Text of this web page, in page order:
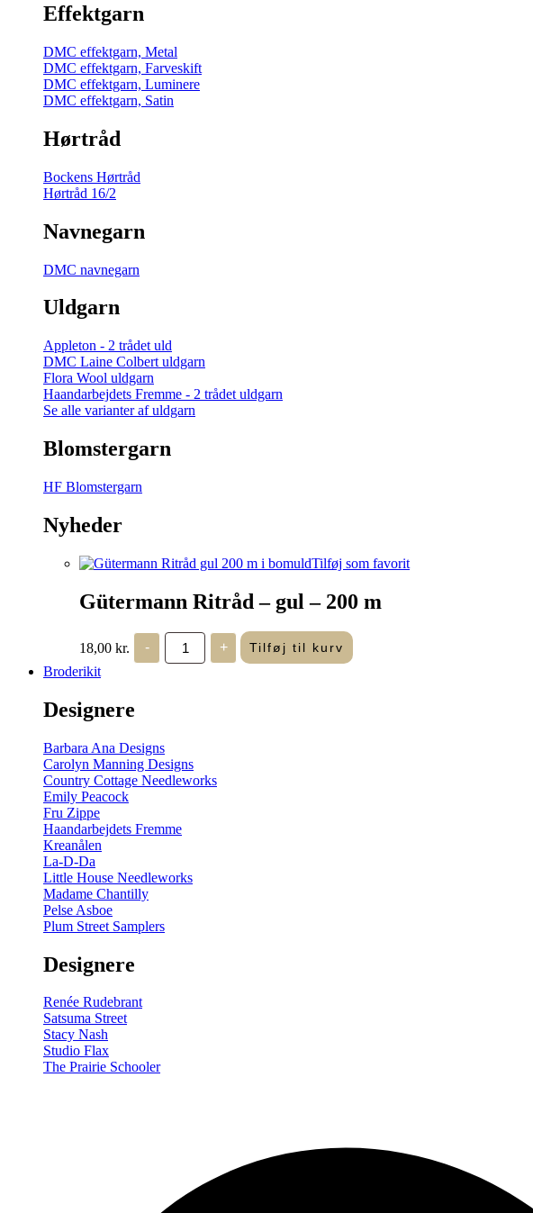
Effektgarn
DMC effektgarn, Metal
DMC effektgarn, Farveskift
DMC effektgarn, Luminere
DMC effektgarn, Satin
Hørtråd
Bockens Hørtråd
Hørtråd 16/2
Navnegarn
DMC navnegarn
Uldgarn
Appleton - 2 trådet uld
DMC Laine Colbert uldgarn
Flora Wool uldgarn
Haandarbejdets Fremme - 2 trådet uldgarn
Se alle varianter af uldgarn
Blomstergarn
HF Blomstergarn
Nyheder
Tilføj som favorit
Gütermann Ritråd – gul – 200 m
18,00 kr. -
Gütermann
Ritråd
-
+ Tilføj til kurv
Broderikit
Designere
Barbara Ana Designs
Carolyn Manning Designs
Country Cottage Needleworks
Emily Peacock
Fru Zippe
Haandarbejdets Fremme
Kreanålen
La-D-Da
Little House Needleworks
Madame Chantilly
Pelse Asboe
Plum Street Samplers
Designere
Renée Rudebrant
Satsuma Street
Stacy Nash
Studio Flax
The Prairie Schooler